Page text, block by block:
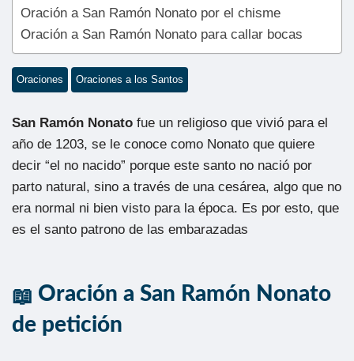
Oración a San Ramón Nonato por el chisme
Oración a San Ramón Nonato para callar bocas
Oraciones Oraciones a los Santos
San Ramón Nonato fue un religioso que vivió para el
año de 1203, se le conoce como Nonato que quiere
decir “el no nacido” porque este santo no nació por
parto natural, sino a través de una cesárea, algo que no
era normal ni bien visto para la época. Es por esto, que
es el santo patrono de las embarazadas
Oración a San Ramón Nonato
de petición